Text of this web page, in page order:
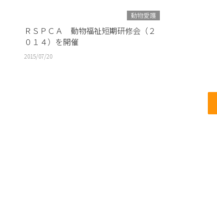
動物愛護
ＲＳＰＣＡ 動物福祉短期研修会（２
０１４）を開催
2015/07/20